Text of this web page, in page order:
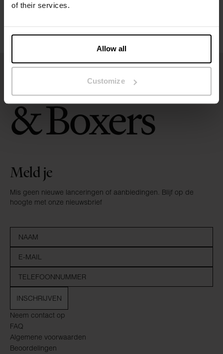
of their services.
Allow all
Customize
Neem contact op
FAQ
Algemene voorwaarden
Beoordelingen
Meld je
Mis geen nieuwe lanceringen of aanbiedingen. Blijf op de
hoogte met onze nieuwsbrief
INSCHRIJVEN